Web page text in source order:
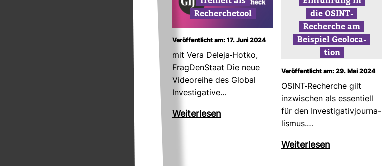
Recher­che­tool
Veröffentlicht am: 17. Juni 2024
mit Vera Deleja-​Hotko,
Frag­Den­Staat Die neue
Vide­or­eihe des Global
Inves­ti­ga­tive…
Wei­ter­lesen
die OSINT-​
Recherche am
Bei­spiel Geo­lo­ca­
tion
Veröffentlicht am: 29. Mai 2024
OSINT-​Recherche gilt
inzwi­schen als essen­tiell
für den Inves­ti­ga­ti­vjour­na­
lismus.…
Wei­ter­lesen